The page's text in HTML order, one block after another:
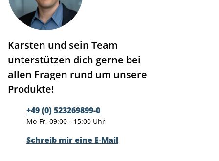
Karsten und sein Team
unterstützen dich gerne bei
allen Fragen rund um unsere
Produkte!
+49 (0) 523269899-0
Mo-Fr, 09:00 - 15:00 Uhr
Schreib mir eine E-Mail